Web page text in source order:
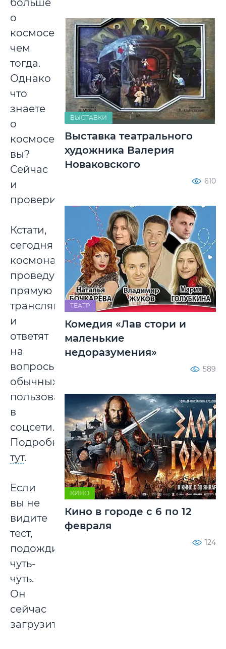
больше
о
космосе,
чем
тогда.
Однако
что
знаете
о
космосе
вы?
Сейчас
и
проверим.
Кстати,
сегодня
космонавты
проведут
прямую
трансляцию
и
ответят
на
вопросы
обычных
пользователей
в
соцсети.
Подробности
тут.
Если
вы не
видите
тест,
подождите
чуть-
чуть.
Он
сейчас
загрузится.
ВЫСТАВКИ
Выставка театрального
художника Валерия
Новаковского
610
ТЕАТР
Комедия «Лав стори и
маленькие
недоразумения»
589
КИНО
Кино в городе с 6 по 12
февраля
124